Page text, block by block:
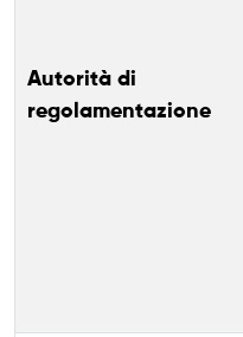
Autorità di
regolamentazione